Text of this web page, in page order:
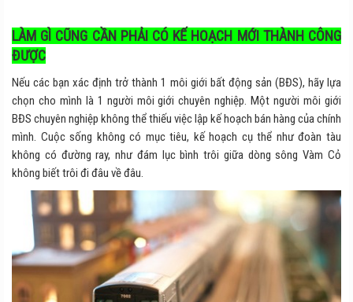
LÀM GÌ CŨNG CẦN PHẢI CÓ KẾ HOẠCH MỚI THÀNH CÔNG
ĐƯỢC
Nếu các bạn xác định trở thành 1 môi giới bất động sản (BĐS), hãy lựa
chọn cho mình là 1 người môi giới chuyên nghiệp. Một người môi giới
BĐS chuyên nghiệp không thể thiếu việc lập kế hoạch bán hàng của chính
mình. Cuộc sống không có mục tiêu, kế hoạch cụ thể như đoàn tàu
không có đường ray, như đám lục bình trôi giữa dòng sông Vàm Cỏ
không biết trôi đi đâu về đâu.